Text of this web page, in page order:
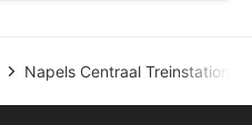
Napels Centraal Treinstation